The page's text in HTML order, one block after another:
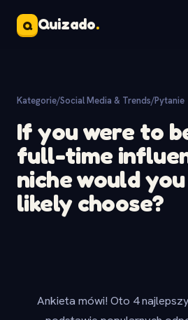
Q Quizado.
Kategorie/Social Media & Trends/Pytanie
If you were to
full-time
niche would
likely choose?
Ankieta mówi! Oto 4